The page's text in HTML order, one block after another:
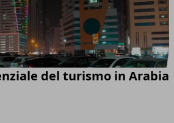
del turismo in Arabia